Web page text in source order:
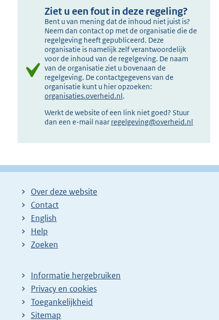
Ziet u een fout in deze regeling?
Bent u van mening dat de inhoud niet juist is?
Neem dan contact op met de organisatie die de
regelgeving heeft gepubliceerd. Deze
organisatie is namelijk zelf verantwoordelijk
voor de inhoud van de regelgeving. De naam
van de organisatie ziet u bovenaan de
regelgeving. De contactgegevens van de
organisatie kunt u hier opzoeken:
organisaties.overheid.nl.
Werkt de website of een link niet goed? Stuur
dan een e-mail naar regelgeving@overheid.nl
Over deze website
Contact
English
Help
Zoeken
Informatie hergebruiken
Privacy en cookies
Toegankelijkheid
Sitemap